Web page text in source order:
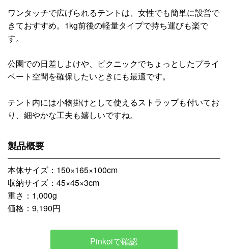
ワンタッチで広げられるテントは、女性でも簡単に設営で
きておすすめ。1kg前後の軽量タイプで持ち運びも楽で
す。
公園での日差しよけや、ピクニックでちょっとしたプライ
ベート空間を確保したいときにも最適です。
テント内には小物掛けとして使えるストラップも付いてお
り、細やかな工夫も嬉しいですね。
製品概要
本体サイズ：150×165×100cm
収納サイズ：45×45×3cm
重さ：1,000g
価格：9,190円
Pinkoiで確認